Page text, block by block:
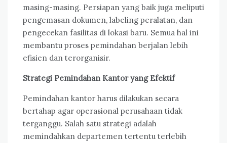
masing-masing. Persiapan yang baik juga meliputi
pengemasan dokumen, labeling peralatan, dan
pengecekan fasilitas di lokasi baru. Semua hal ini
membantu proses pemindahan berjalan lebih
efisien dan terorganisir.
Strategi Pemindahan Kantor yang Efektif
Pemindahan kantor harus dilakukan secara
bertahap agar operasional perusahaan tidak
terganggu. Salah satu strategi adalah
memindahkan departemen tertentu terlebih